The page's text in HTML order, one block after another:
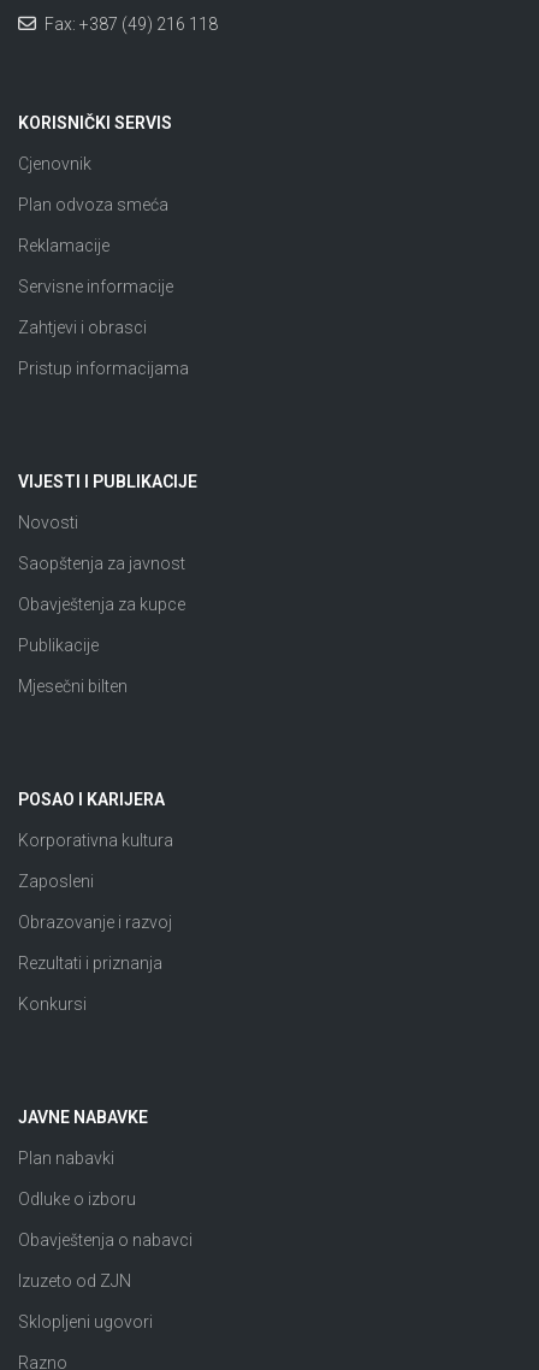
Fax: +387 (49) 216 118
KORISNIČKI SERVIS
Cjenovnik
Plan odvoza smeća
Reklamacije
Servisne informacije
Zahtjevi i obrasci
Pristup informacijama
VIJESTI I PUBLIKACIJE
Novosti
Saopštenja za javnost
Obavještenja za kupce
Publikacije
Mjesečni bilten
POSAO I KARIJERA
Korporativna kultura
Zaposleni
Obrazovanje i razvoj
Rezultati i priznanja
Konkursi
JAVNE NABAVKE
Plan nabavki
Odluke o izboru
Obavještenja o nabavci
Izuzeto od ZJN
Sklopljeni ugovori
Razno